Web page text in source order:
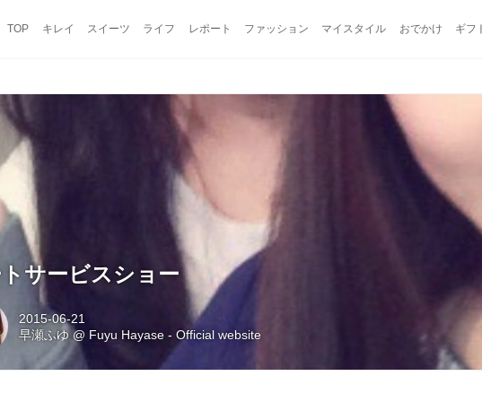
TOP キレイ スイーツ ライフ レポート ファッション マイスタイル おでかけ ギフ
サービスショー
2015-06-21
早瀬ふゆ @ Fuyu Hayase - Official website